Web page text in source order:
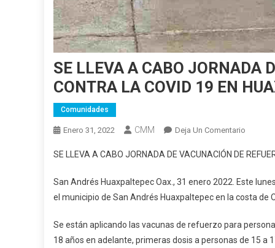
SE LLEVA A CABO JORNADA
CONTRA LA COVID 19 EN
Comunidades
Enero 31, 2022 CMM Deja Un Comentario
LLEVA
CABO
DE
SE LLEVA A CABO JORNADA DE VACUNACIÓN DE
San Andrés Huaxpaltepec Oax., 31 enero 2022. Este
el municipio de San Andrés Huaxpaltepec en la costa de
Se están aplicando las vacunas de refuerzo para
18 años en adelante, primeras dosis a personas de 15 a